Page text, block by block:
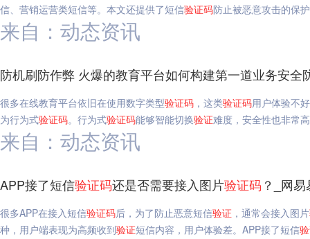
信、营销运营类短信等。本文还提供了短信验证码防止被恶意攻击的保
来自：动态资讯
防机刷防作弊 火爆的教育平台如何构建第一道业务安全
很多在线教育平台依旧在使用数字类型验证码 ，这类验证码用户体验不
为行为式验证码。行为式验证码能够智能切换验证难度，安全性也非常
来自：动态资讯
APP接了短信验证码还是否需要接入图片验证码 ？_网
很多APP在接入短信验证码后，为了防止恶意短信验证 ，通常会接入图片
种，用户端表现为高频收到验证短信内容，用户体验差。APP接了短信